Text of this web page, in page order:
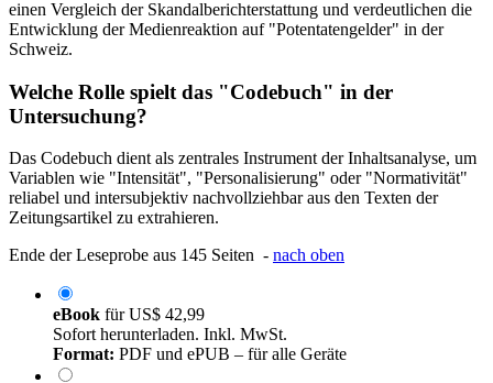
einen Vergleich der Skandalberichterstattung und verdeutlichen die
Entwicklung der Medienreaktion auf "Potentatengelder" in der
Schweiz.
Welche Rolle spielt das "Codebuch" in der
Untersuchung?
Das Codebuch dient als zentrales Instrument der Inhaltsanalyse, um
Variablen wie "Intensität", "Personalisierung" oder "Normativität"
reliabel und intersubjektiv nachvollziehbar aus den Texten der
Zeitungsartikel zu extrahieren.
Ende der Leseprobe aus 145 Seiten - nach oben
eBook fürUS$ 42,99
Sofort herunterladen. Inkl. MwSt.
Format: PDF und ePUB – für alle Geräte